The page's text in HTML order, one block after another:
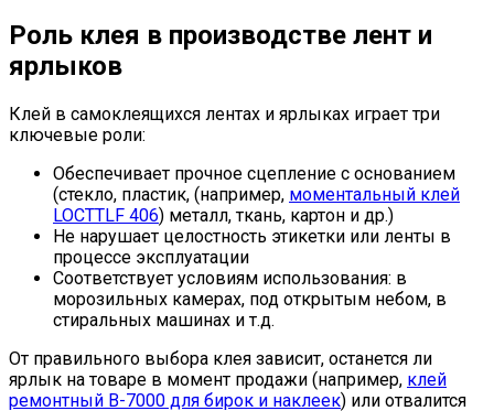
Роль клея в производстве лент и
ярлыков
Клей в самоклеящихся лентах и ярлыках играет три
ключевые роли:
Обеспечивает прочное сцепление с основанием
(стекло, пластик, (например, моментальный клей
LOCTTLF 406) металл, ткань, картон и др.)
Не нарушает целостность этикетки или ленты в
процессе эксплуатации
Соответствует условиям использования: в
морозильных камерах, под открытым небом, в
стиральных машинах и т.д.
От правильного выбора клея зависит, останется ли
ярлык на товаре в момент продажи (например, клей
ремонтный B-7000 для бирок и наклеек) или отвалится